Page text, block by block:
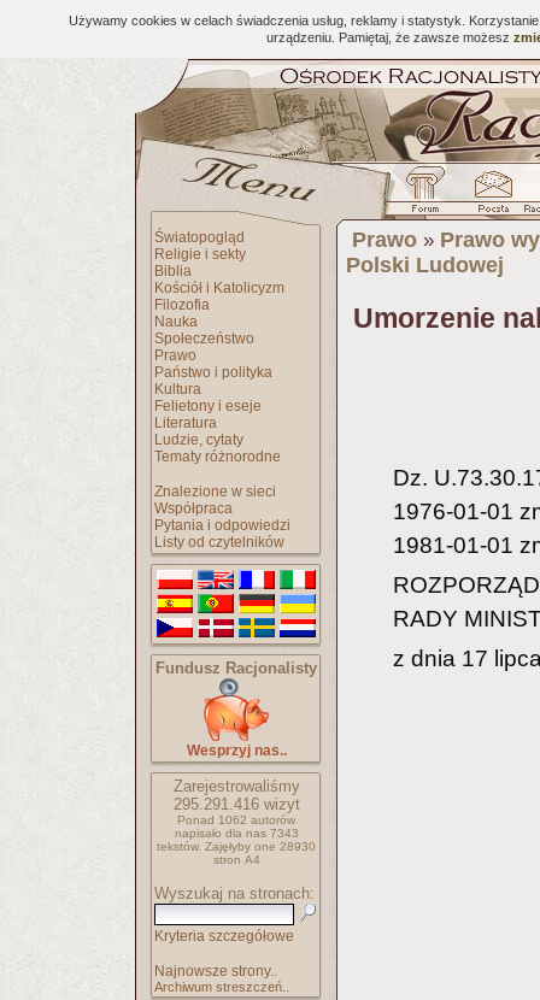
Używamy cookies w celach świadczenia usług, reklamy i statystyk.
urządzeniu. Pamiętaj, że zawsze możesz
Światopogląd
Religie i sekty
Biblia
Kościół i Katolicyzm
Filozofia
Nauka
Społeczeństwo
Prawo
Państwo i polityka
Kultura
Felietony i eseje
Literatura
Ludzie, cytaty
Tematy różnorodne
Znalezione w sieci
Współpraca
Pytania i odpowiedzi
Listy od czytelników
Fundusz Racjonalisty
Wesprzyj nas..
Zarejestrowaliśmy
295.291.416wizyt
Ponad 1062 autorów
napisało dla nas 7343
tekstów. Zajęłyby one 28930
stron A4
Wyszukaj na stronach:
Kryteria szczegółowe
Najnowsze strony..
Archiwum streszczeń..
Prawo » Prawo
Polski Ludowej
Umorzenie
Dz.
1976-01-01
1981-01-01
RADY
z dnia 17